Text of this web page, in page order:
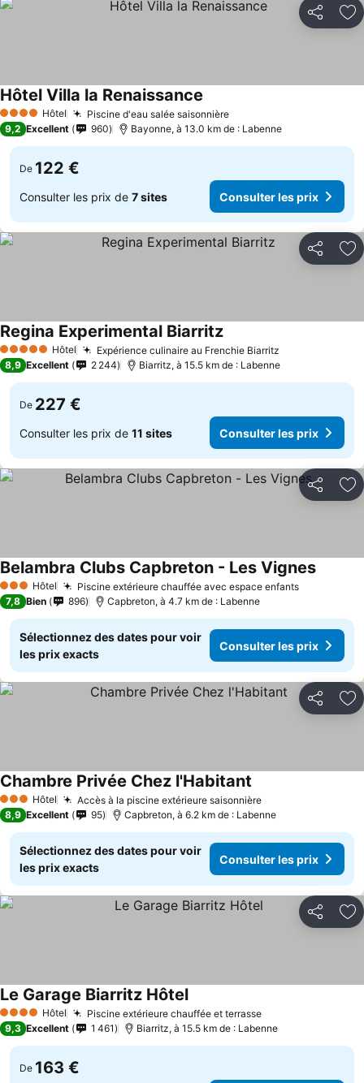
Partager
4 Étoiles Hôtel Piscine d'eau salée saisonnière
Hôtel Villa la Renaissance
9,2 Excellent 960 Bayonne, à 13.0 km de : Labenne
De 122 €
Consulter les prix de 7 sites Consulter les prix
Partager
5 Étoiles Hôtel Expérience culinaire au Frenchie Biarritz
Regina Experimental Biarritz
8,9 Excellent 2 244 Biarritz, à 15.5 km de : Labenne
De 227 €
Consulter les prix de 11 sites Consulter les prix
Partager
3 ÉtoilesHôtel Piscine extérieure chauffée avec espace enfants
Belambra Clubs Capbreton - Les Vignes
7,8 Bien 896 Capbreton, à 4.7 km de : Labenne
Sélectionnez des dates pour voir
les prix exacts
Consulter les prix
Partager
3 ÉtoilesHôtel Accès à la piscine extérieure saisonnière
Chambre Privée Chez l'Habitant
8,9 Excellent 95 Capbreton, à 6.2 km de : Labenne
Sélectionnez des dates pour voir
les prix exacts
Consulter les prix
Partager
4 Étoiles Hôtel Piscine extérieure chauffée et terrasse
Le Garage Biarritz Hôtel
9,3 Excellent 1 461 Biarritz, à 15.5 km de : Labenne
De 163 €